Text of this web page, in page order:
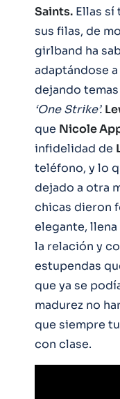
Saints. Ellas sí
sus filas, de
girlband ha
adaptándose
dejando
‘One Strike’.
que Nicole
infidelidad de
teléfono, y lo
dejado a otra
chicas dieron
elegante,
la relación y
estupendas
que ya se
madurez no
que siempre
con clase.